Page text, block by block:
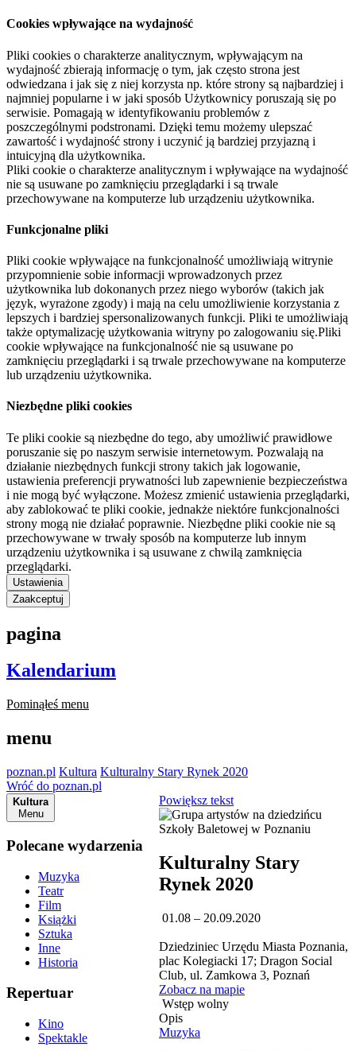
Cookies wpływające na wydajność
Pliki cookies o charakterze analitycznym, wpływającym na
wydajność zbierają informację o tym, jak często strona jest
odwiedzana i jak się z niej korzysta np. które strony są najbardziej i
najmniej popularne i w jaki sposób Użytkownicy poruszają się po
serwisie. Pomagają w identyfikowaniu problemów z
poszczególnymi podstronami. Dzięki temu możemy ulepszać
zawartość i wydajność strony i uczynić ją bardziej przyjazną i
intuicyjną dla użytkownika.
Pliki cookie o charakterze analitycznym i wpływające na wydajność
nie są usuwane po zamknięciu przeglądarki i są trwale
przechowywane na komputerze lub urządzeniu użytkownika.
Funkcjonalne pliki
Pliki cookie wpływające na funkcjonalność umożliwiają witrynie
przypomnienie sobie informacji wprowadzonych przez
użytkownika lub dokonanych przez niego wyborów (takich jak
język, wyrażone zgody) i mają na celu umożliwienie korzystania z
lepszych i bardziej spersonalizowanych funkcji. Pliki te umożliwiają
także optymalizację użytkowania witryny po zalogowaniu się.Pliki
cookie wpływające na funkcjonalność nie są usuwane po
zamknięciu przeglądarki i są trwale przechowywane na komputerze
lub urządzeniu użytkownika.
Niezbędne pliki cookies
Te pliki cookie są niezbędne do tego, aby umożliwić prawidłowe
poruszanie się po naszym serwisie internetowym. Pozwalają na
działanie niezbędnych funkcji strony takich jak logowanie,
ustawienia preferencji prywatności lub zapewnienie bezpieczeństwa
i nie mogą być wyłączone. Możesz zmienić ustawienia przeglądarki,
aby zablokować te pliki cookie, jednakże niektóre funkcjonalności
strony mogą nie działać poprawnie. Niezbędne pliki cookie nie są
przechowywane w trwały sposób na komputerze lub innym
urządzeniu użytkownika i są usuwane z chwilą zamknięcia
przeglądarki.
Ustawienia
Zaakceptuj
pagina
Kalendarium
Pominąłeś menu
menu
poznan.pl Kultura Kulturalny Stary Rynek 2020
Wróć do poznan.pl
Kultura
Menu
Polecane wydarzenia
Muzyka
Teatr
Film
Książki
Sztuka
Inne
Historia
Repertuar
Kino
Spektakle
Powiększ tekst
Kulturalny Stary
Rynek 2020
01.08 – 20.09.2020
Dziedziniec Urzędu Miasta Poznania,
plac Kolegiacki 17; Dragon Social
Club, ul. Zamkowa 3, Poznań
Zobacz na mapie
Wstęp wolny
Opis
Muzyka